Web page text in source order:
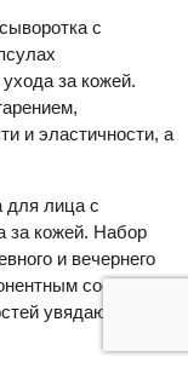
с
за кожей.
и эластичности, а
для лица с
за кожей. Набор
и вечернего
составом,
увядающей